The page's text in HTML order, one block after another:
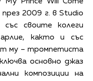
през 2009 г. в Studio
своите колеги
както и със
му – тромпетиста
основно джаз
композиции на